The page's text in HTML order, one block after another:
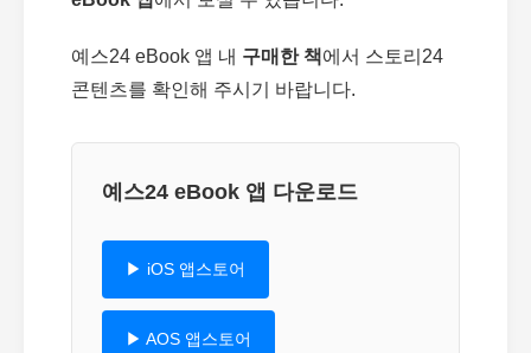
예스24 eBook 앱 내 구매한 책에서 스토리24
콘텐츠를 확인해 주시기 바랍니다.
예스24 eBook 앱 다운로드
▶ iOS 앱스토어
▶ AOS 앱스토어